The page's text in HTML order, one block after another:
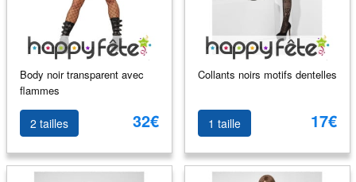
Body noir transparent avec
flammes
2 tailles 32€
Collants noirs motifs dentelles
1 taille 17€